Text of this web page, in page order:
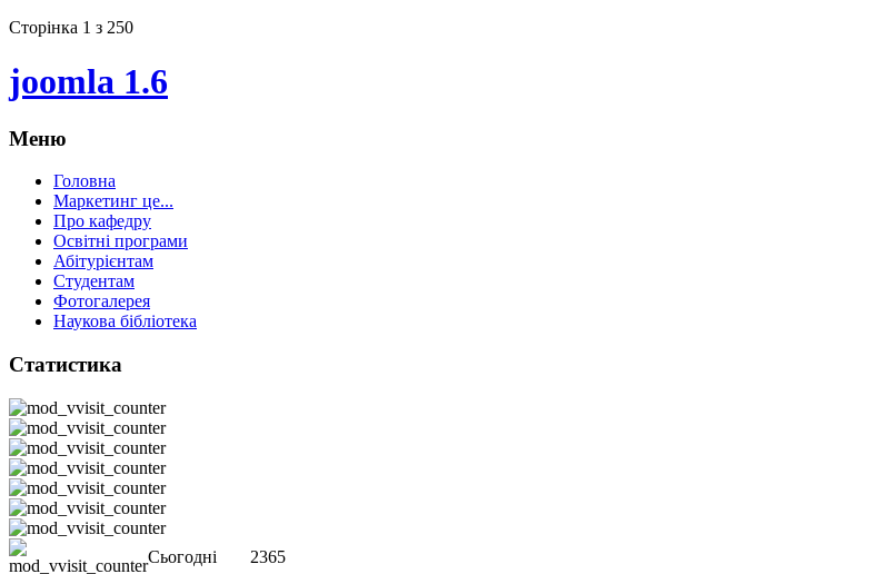
Сторінка 1 з 250
joomla 1.6
Меню
Головна
Маркетинг це...
Про кафедру
Освітні програми
Абітурієнтам
Студентам
Фотогалерея
Наукова бібліотека
Статистика
Сьогодні
2365